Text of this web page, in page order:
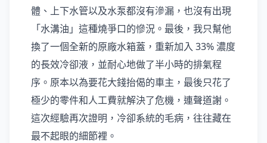
體、上下水管以及水泵都沒有滲漏，也沒有出現
「水溝油」這種燒爭口的慘況。最後，我只幫他
換了一個全新的原廠水箱蓋，重新加入 33% 濃度
的長效冷卻液，並耐心地做了半小時的排氣程
序。原本以為要花大錢抬偈的車主，最後只花了
極少的零件和人工費就解決了危機，連聲道謝。
這次經驗再次證明，冷卻系統的毛病，往往藏在
最不起眼的細節裡。